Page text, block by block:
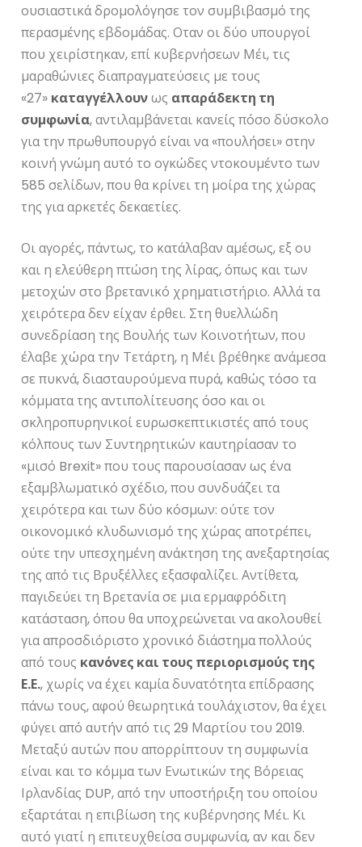
ουσιαστικά δρομολόγησε τον συμβιβασμό της
περασμένης εβδομάδας. Οταν οι δύο υπουργοί
που χειρίστηκαν, επί κυβερνήσεων Μέι, τις
μαραθώνιες διαπραγματεύσεις με τους
«27» καταγγέλλουνως απαράδεκτη τη
συμφωνία, αντιλαμβάνεται κανείς πόσο δύσκολο
για την πρωθυπουργό είναι να «πουλήσει» στην
κοινή γνώμη αυτό το ογκώδες ντοκουμέντο των
585 σελίδων, που θα κρίνει τη μοίρα της χώρας
της για αρκετές δεκαετίες.
Οι αγορές, πάντως, το κατάλαβαν αμέσως, εξ ου
και η ελεύθερη πτώση της λίρας, όπως και των
μετοχών στο βρετανικό χρηματιστήριο. Αλλά τα
χειρότερα δεν είχαν έρθει. Στη θυελλώδη
συνεδρίαση της Βουλής των Κοινοτήτων, που
έλαβε χώρα την Τετάρτη, η Μέι βρέθηκε ανάμεσα
σε πυκνά, διασταυρούμενα πυρά, καθώς τόσο τα
κόμματα της αντιπολίτευσης όσο και οι
σκληροπυρηνικοί ευρωσκεπτικιστές από τους
κόλπους των Συντηρητικών καυτηρίασαν το
«μισό Brexit» που τους παρουσίασαν ως ένα
εξαμβλωματικό σχέδιο, που συνδυάζει τα
χειρότερα και των δύο κόσμων: ούτε τον
οικονομικό κλυδωνισμό της χώρας αποτρέπει,
ούτε την υπεσχημένη ανάκτηση της ανεξαρτησίας
της από τις Βρυξέλλες εξασφαλίζει. Αντίθετα,
παγιδεύει τη Βρετανία σε μια ερμαφρόδιτη
κατάσταση, όπου θα υποχρεώνεται να ακολουθεί
για απροσδιόριστο χρονικό διάστημα πολλούς
από τους κανόνες και τους περιορισμούς της
Ε.Ε., χωρίς να έχει καμία δυνατότητα επίδρασης
πάνω τους, αφού θεωρητικά τουλάχιστον, θα έχει
φύγει από αυτήν από τις 29 Μαρτίου του 2019.
Μεταξύ αυτών που απορρίπτουν τη συμφωνία
είναι και το κόμμα των Ενωτικών της Βόρειας
Ιρλανδίας DUP, από την υποστήριξη του οποίου
εξαρτάται η επιβίωση της κυβέρνησης Μέι. Κι
αυτό γιατί η επιτευχθείσα συμφωνία, αν και δεν